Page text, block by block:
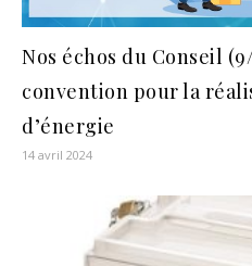
Nos échos du Conseil
convention pour la
d’énergie
14 avril 2024